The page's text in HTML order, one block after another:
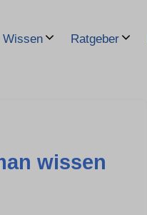
Wissen Ratgeber
wissen